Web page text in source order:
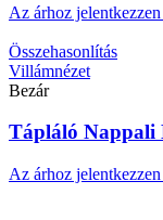
Az árhoz
Összehasonlítás
Villámnézet
Bezár
Tápláló Nappali
Az árhoz